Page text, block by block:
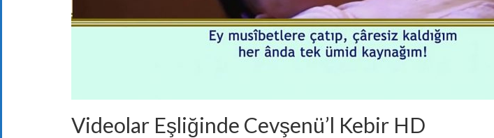
Videolar Eşliğinde Cevşenü’l Kebir HD